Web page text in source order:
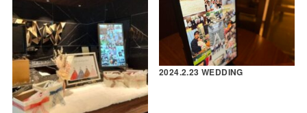
2024.2.23 WEDDING